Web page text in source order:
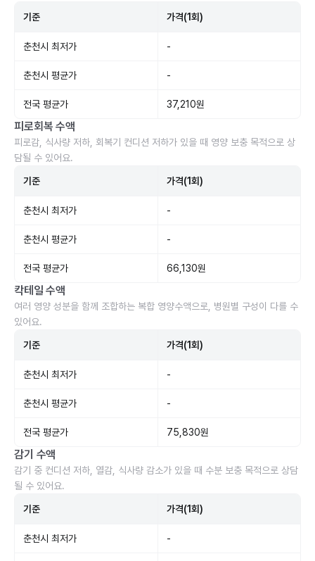
기준 가격(1회)
춘천시 최저가 -
춘천시 평균가 -
전국 평균가 37,210원
피로회복 수액
피로감, 식사량 저하, 회복기 컨디션 저하가 있을 때 영양 보충 목적으로 상
담될 수 있어요.
기준 가격(1회)
춘천시 최저가 -
춘천시 평균가 -
전국 평균가 66,130원
칵테일 수액
여러 영양 성분을 함께 조합하는 복합 영양수액으로, 병원별 구성이 다를 수
있어요.
기준 가격(1회)
춘천시 최저가 -
춘천시 평균가 -
전국 평균가 75,830원
감기 수액
감기 중 컨디션 저하, 열감, 식사량 감소가 있을 때 수분 보충 목적으로 상담
될 수 있어요.
기준 가격(1회)
춘천시 최저가 -